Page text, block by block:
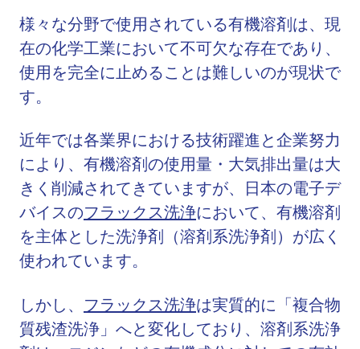
様々な分野で使用されている有機溶剤は、現
在の化学工業において不可欠な存在であり、
使用を完全に止めることは難しいのが現状で
す。
近年では各業界における技術躍進と企業努力
により、有機溶剤の使用量・大気排出量は大
きく削減されてきていますが、日本の電子デ
バイスのフラックス洗浄において、有機溶剤
を主体とした洗浄剤（溶剤系洗浄剤）が広く
使われています。
しかし、 フラックス洗浄は実質的に「複合物
質残渣洗浄」へと変化しており、溶剤系洗浄